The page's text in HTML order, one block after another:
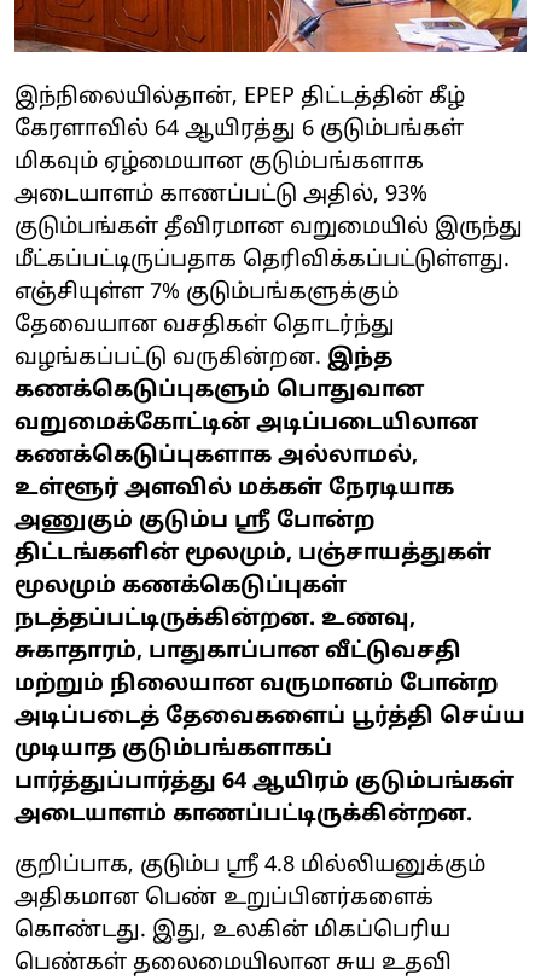
இந்நிலையில்தான், EPEP திட்டத்தின் கீழ்
கேரளாவில் 64 ஆயிரத்து 6 குடும்பங்கள்
மிகவும் ஏழ்மையான குடும்பங்களாக
அடையாளம் காணப்பட்டு அதில், 93%
குடும்பங்கள் தீவிரமான வறுமையில் இருந்து
மீட்கப்பட்டிருப்பதாக தெரிவிக்கப்பட்டுள்ளது.
எஞ்சியுள்ள 7% குடும்பங்களுக்கும்
தேவையான வசதிகள் தொடர்ந்து
வழங்கப்பட்டு வருகின்றன. இந்த
கணக்கெடுப்புகளும் பொதுவான
வறுமைக்கோட்டின் அடிப்படையிலான
கணக்கெடுப்புகளாக அல்லாமல்,
உள்ளூர் அளவில் மக்கள் நேரடியாக
அணுகும் குடும்ப ஸ்ரீ போன்ற
திட்டங்களின் மூலமும், பஞ்சாயத்துகள்
மூலமும் கணக்கெடுப்புகள்
நடத்தப்பட்டிருக்கின்றன. உணவு,
சுகாதாரம், பாதுகாப்பான வீட்டுவசதி
மற்றும் நிலையான வருமானம் போன்ற
அடிப்படைத் தேவைகளைப் பூர்த்தி செய்ய
முடியாத குடும்பங்களாகப்
பார்த்துப்பார்த்து 64 ஆயிரம் குடும்பங்கள்
அடையாளம் காணப்பட்டிருக்கின்றன.
குறிப்பாக, குடும்ப ஸ்ரீ 4.8 மில்லியனுக்கும்
அதிகமான பெண் உறுப்பினர்களைக்
கொண்டது. இது, உலகின் மிகப்பெரிய
பெண்கள் தலைமையிலான சுய உதவி